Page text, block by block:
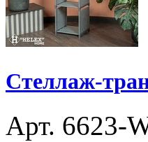
Стеллаж-
Арт. 6623-